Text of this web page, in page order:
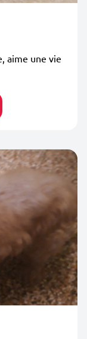
aime une vie